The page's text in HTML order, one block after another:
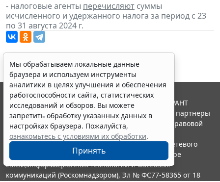
- налоговые агенты перечисляют суммы
исчисленного и удержанного налога за период с 23
по 31 августа 2024 г.
Мы обрабатываем локальные данные
браузера и используем инструменты
аналитики в целях улучшения и обеспечения
работоспособности сайта, статистических
исследований и обзоров. Вы можете
запретить обработку указанных данных в
настройках браузера. Пожалуйста,
ознакомьтесь с условиями их обработки.
Принять
© ООО "НПП "ГАРАНТ-СЕРВИС", 2026. Система ГАРАНТ
выпускается с 1990 года. Компания "Гарант" и ее партнеры
являются участниками Российской ассоциации правовой
информации ГАРАНТ.
Портал ГАРАНТ.РУ зарегистрирован в качестве сетевого
издания Федеральной службой по надзору в сфере
связи,информационных технологий и массовых
коммуникаций (Роскомнадзором), Эл № ФС77-58365 от 18